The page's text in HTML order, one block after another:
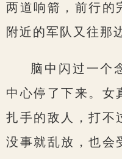
两道响箭，前行的
附近的军队又往那
脑中闪过一个
中心停了下来。女
扎手的敌人，打不
没事就乱放，也会